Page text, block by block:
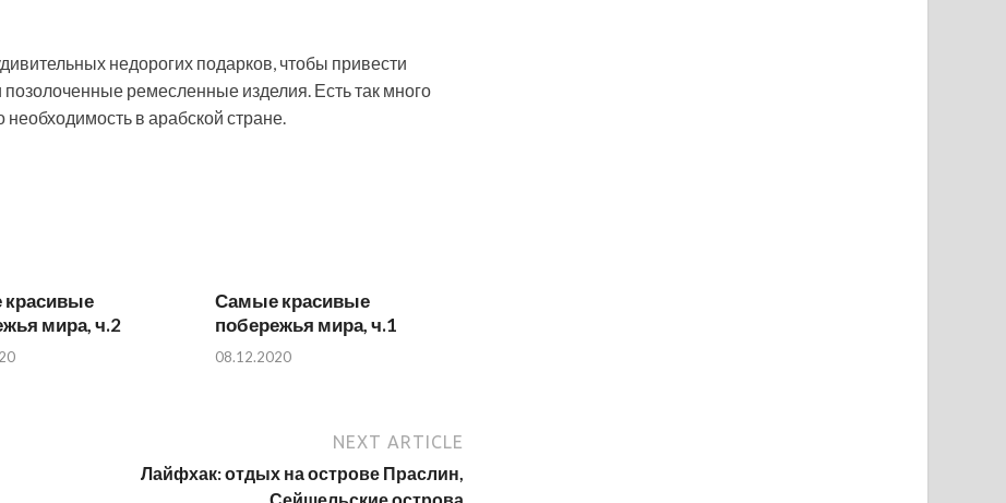
недорогих подарков, чтобы привести
ремесленные изделия. Есть так много
необходимость в арабской стране.
мира, ч.2
Самые красивые
побережья мира, ч.1
08.12.2020
NEXT ARTICLE
Лайфхак: отдых на острове Праслин,